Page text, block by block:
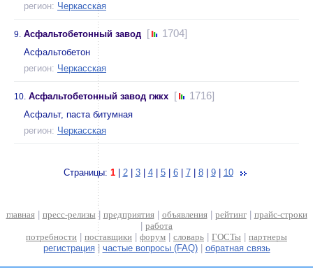
регион: Черкасская
9. Асфальтобетонный завод [ 1704]
Асфальтобетон
регион: Черкасская
10. Асфальтобетонный завод гжкх [ 1716]
Асфальт, паста битумная
регион: Черкасская
Страницы: 1| 2| 3| 4| 5| 6| 7| 8| 9| 10
главная| пресс-релизы | предприятия| объявления| рейтинг| прайс-строки
работа
потребности
поставщики форум словарь ГОСТы
партнеры
регистрация| частые вопросы (FAQ)| обратная связь